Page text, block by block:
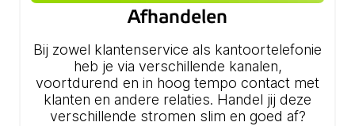
Afhandelen
Bij zowel klantenservice als kantoortelefonie
heb je via verschillende kanalen,
voortdurend en in hoog tempo contact met
klanten en andere relaties. Handel jij deze
verschillende stromen slim en goed af?